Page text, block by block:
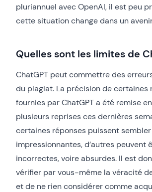
pluriannuel avec OpenAI, il est peu
cette situation change dans un
Quelles sont les limites de
ChatGPT peut commettre des
du plagiat. La précision de certaines
fournies par ChatGPT a été remise
plusieurs reprises ces dernières
certaines réponses puissent
impressionnantes, d’autres peuvent
incorrectes, voire absurdes. Il est
vérifier par vous-même la véracité
et de ne rien considérer comme